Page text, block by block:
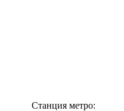
Станция метро: